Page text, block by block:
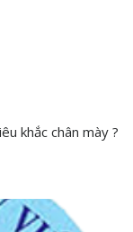
khắc chân mày ?